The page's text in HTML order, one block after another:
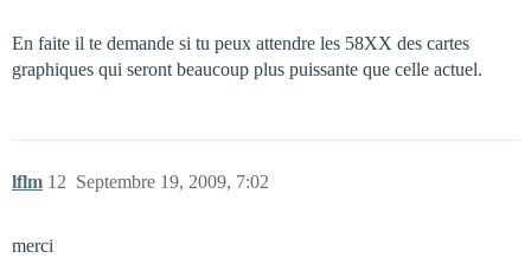
En faite il te demande si tu peux attendre les 58XX des cartes
graphiques qui seront beaucoup plus puissante que celle actuel.
lflm Septembre 19, 2009, 7:02
12
merci